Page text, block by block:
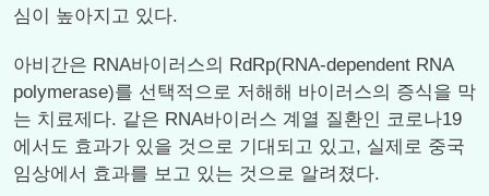
심이 높아지고 있다.
아비간은 RNA바이러스의 RdRp(RNA-dependent RNA
polymerase)를 선택적으로 저해해 바이러스의 증식을 막
는 치료제다. 같은 RNA바이러스 계열 질환인 코로나19
에서도 효과가 있을 것으로 기대되고 있고, 실제로 중국
임상에서 효과를 보고 있는 것으로 알려졌다.